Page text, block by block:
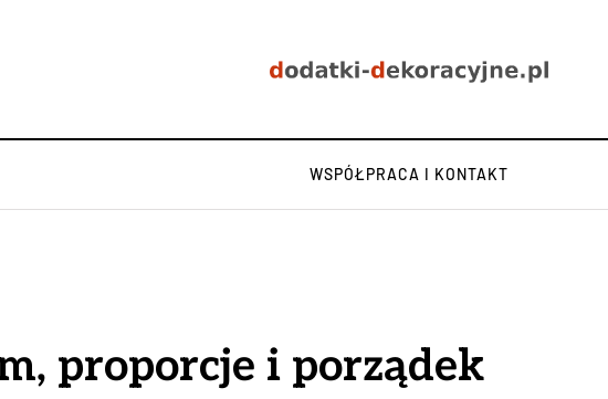
WSPÓŁPRACA I KONTAKT
proporcje i porządek